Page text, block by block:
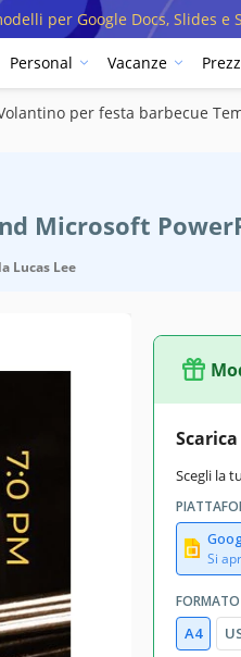
per Google Docs, Slides e
Personal Vacanze
per festa barbecue
Microsoft
Lucas Lee
Scegli la
Si
A4